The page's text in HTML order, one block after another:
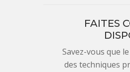
FAITES
Savez-vous que
des techniques